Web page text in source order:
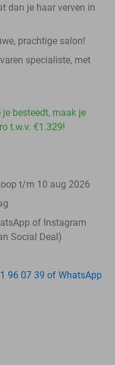
dan je haar verven in
prachtige salon!
specialiste, met
besteedt, maak je
t.w.v. €1.329!
t/m 10 aug 2026
of Instagram
Social Deal)
96 07 39 of WhatsApp